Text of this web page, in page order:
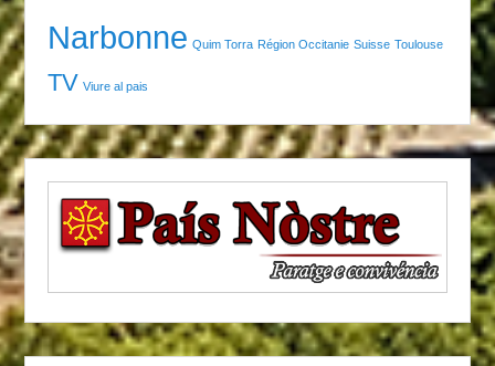
Narbonne Quim Torra Région Occitanie Suisse Toulouse
TV Viure al pais